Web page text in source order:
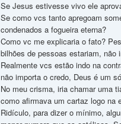
Se Jesus estivesse vivo ele
Se como vcs tanto apregoam
condenados a fogueira eterna?
Como vc me explicaria o fato?
bilhões de pessoas estariam, não
Realmente vcs estão indo na
não importa o credo, Deus é um
No meu crisma, iria chamar uma
como afirmava um cartaz logo na
Ridículo, para dizer o mínimo,